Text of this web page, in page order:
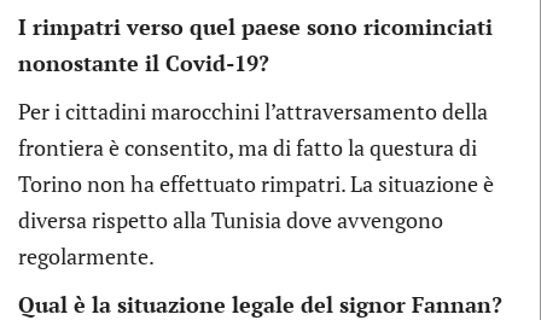
I rimpatri verso quel paese sono ricominciati
nonostante il Covid-19?
Per i cittadini marocchini l’attraversamento della
frontiera è consentito, ma di fatto la questura di
Torino non ha effettuato rimpatri. La situazione è
diversa rispetto alla Tunisia dove avvengono
regolarmente.
Qual è la situazione legale del signor Fannan?